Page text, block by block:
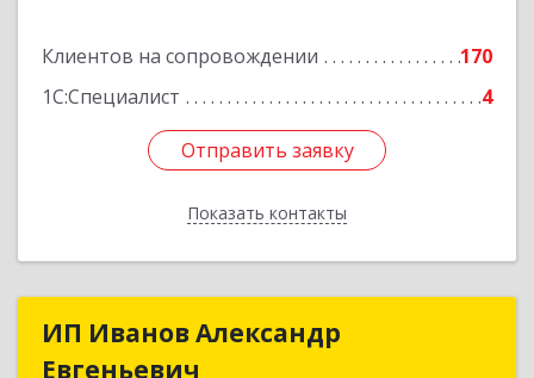
Клиентов на сопровождении
170
1С:Специалист
4
Отправить заявку
Показать контакты
Отправить заявку
Назад
ИП Иванов Александр
Евгеньевич
ИП Иванов Александр